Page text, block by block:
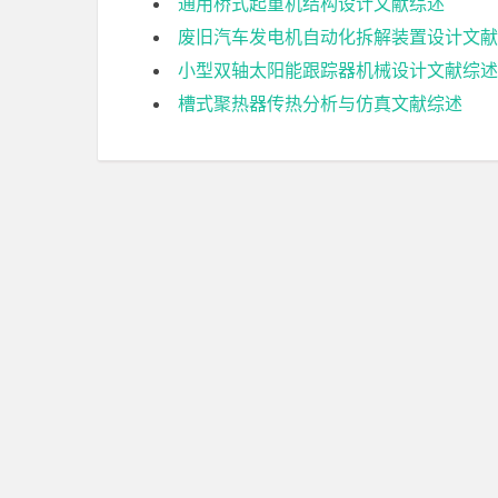
通用桥式起重机结构设计文献综述
废旧汽车发电机自动化拆解装置设计文
小型双轴太阳能跟踪器机械设计文献综述
槽式聚热器传热分析与仿真文献综述